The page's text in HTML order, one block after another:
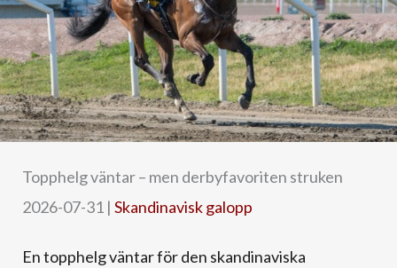
Topphelg väntar – men derbyfavoriten struken
2026-07-31 | Skandinavisk galopp
En topphelg väntar för den skandinaviska